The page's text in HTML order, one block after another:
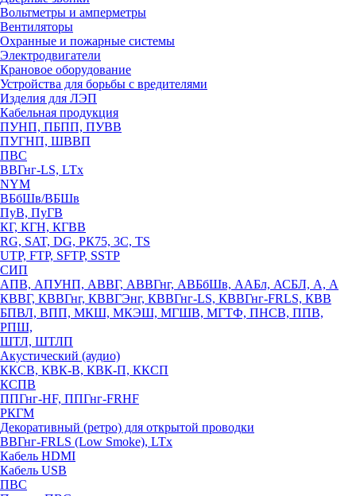
Вольтметры и амперметры
Вентиляторы
Охранные и пожарные системы
Электродвигатели
Крановое оборудование
Устройства для борьбы с вредителями
Изделия для ЛЭП
Кабельная продукция
ПУНП, ПБПП, ПУВВ
ПУГНП, ШВВП
ПВС
ВВГнг-LS, LTx
NYM
ВБбШв/ВБШв
ПуВ, ПуГВ
КГ, КГН, КГВВ
RG, SAT, DG, РК75, 3С, TS
UTP, FTP, SFTP, SSTP
СИП
АПВ, АПУНП, АВВГ, АВВГнг, АВБбШв, ААБл, АСБЛ, А, А
КВВГ, КВВГнг, КВВГЭнг, КВВГнг-LS, КВВГнг-FRLS, КВВ
БПВЛ, ВПП, МКШ, МКЭШ, МГШВ, МГТФ, ПНСВ, ППВ,
РПШ,
ШТЛ, ШТЛП
Акустический (аудио)
ККСВ, КВК-В, КВК-П, ККСП
КСПВ
ППГнг-HF, ППГнг-FRHF
РКГМ
Декоративный (ретро) для открытой проводки
ВВГнг-FRLS (Low Smoke), LTx
Кабель HDMI
Кабель USB
ПВС